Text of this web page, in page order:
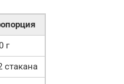
г
стакана